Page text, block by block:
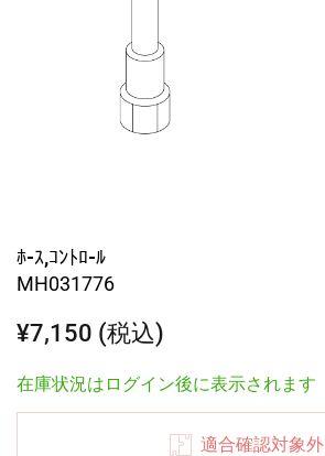
ﾎ-ｽ,ｺﾝﾄﾛ-ﾙ
MH031776
¥7,150 (税込)
在庫状況はログイン後に表示されます
適合確認対象外